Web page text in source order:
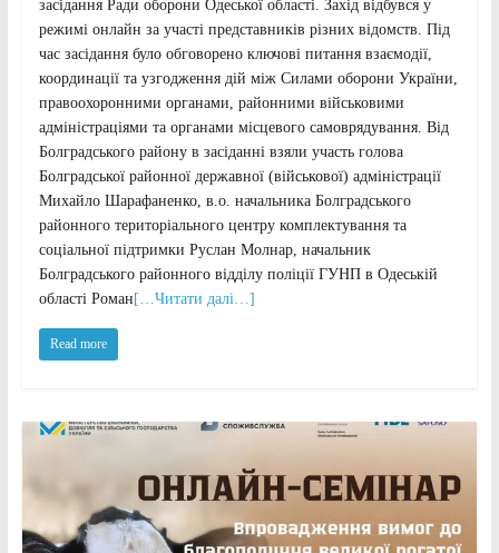
засідання Ради оборони Одеської області. Захід відбувся у
режимі онлайн за участі представників різних відомств. Під
час засідання було обговорено ключові питання взаємодії,
координації та узгодження дій між Силами оборони України,
правоохоронними органами, районними військовими
адміністраціями та органами місцевого самоврядування. Від
Болградського району в засіданні взяли участь голова
Болградської районної державної (військової) адміністрації
Михайло Шарафаненко, в.о. начальника Болградського
районного територіального центру комплектування та
соціальної підтримки Руслан Молнар, начальник
Болградського районного відділу поліції ГУНП в Одеській
області Роман […Читати далі…]
Read more